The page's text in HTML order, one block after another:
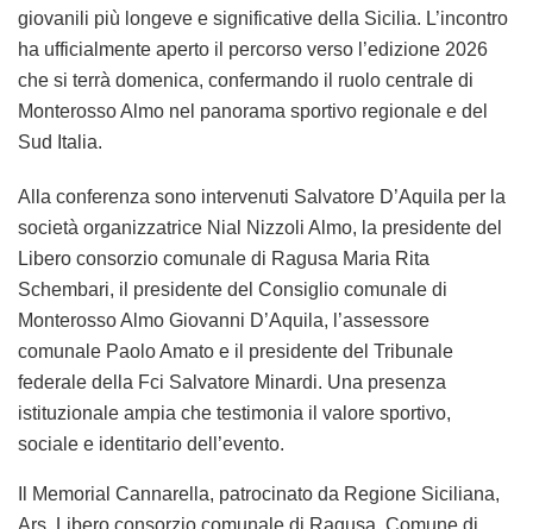
giovanili più longeve e significative della Sicilia. L’incontro
ha ufficialmente aperto il percorso verso l’edizione 2026
che si terrà domenica, confermando il ruolo centrale di
Monterosso Almo nel panorama sportivo regionale e del
Sud Italia.
Alla conferenza sono intervenuti Salvatore D’Aquila per la
società organizzatrice Nial Nizzoli Almo, la presidente del
Libero consorzio comunale di Ragusa Maria Rita
Schembari, il presidente del Consiglio comunale di
Monterosso Almo Giovanni D’Aquila, l’assessore
comunale Paolo Amato e il presidente del Tribunale
federale della Fci Salvatore Minardi. Una presenza
istituzionale ampia che testimonia il valore sportivo,
sociale e identitario dell’evento.
Il Memorial Cannarella, patrocinato da Regione Siciliana,